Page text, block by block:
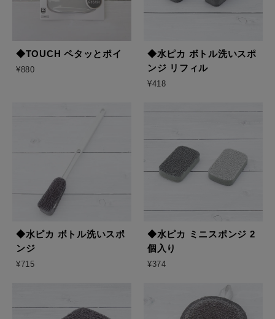
◆TOUCH ペタッとポイ
¥880
◆水ピカ ボトル洗いスポ
ンジ リフィル
¥418
◆水ピカ ボトル洗いスポ
ンジ
¥715
◆水ピカ ミニスポンジ 2
個入り
¥374